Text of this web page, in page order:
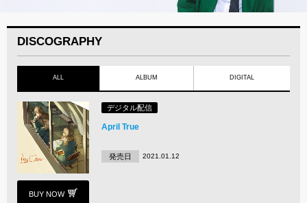
DISCOGRAPHY
ALL ALBUM DIGITAL
BUY NOW
デジタル配信
April True
発売日 2021.01.12